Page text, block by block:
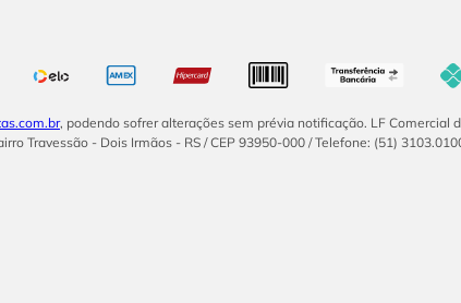
, podendo sofrer alterações sem prévia notificação. LF Comercial
Travessão - Dois Irmãos - RS / CEP 93950-000 / Telefone: (51)